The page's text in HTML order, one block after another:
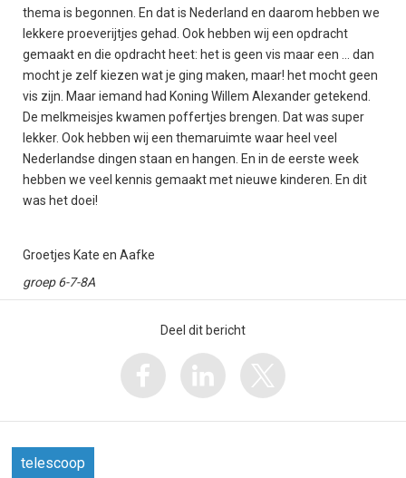
thema is begonnen. En dat is Nederland en daarom hebben we
lekkere proeverijtjes gehad. Ook hebben wij een opdracht
gemaakt en die opdracht heet: het is geen vis maar een … dan
mocht je zelf kiezen wat je ging maken, maar! het mocht geen
vis zijn. Maar iemand had Koning Willem Alexander getekend.
De melkmeisjes kwamen poffertjes brengen. Dat was super
lekker. Ook hebben wij een themaruimte waar heel veel
Nederlandse dingen staan en hangen. En in de eerste week
hebben we veel kennis gemaakt met nieuwe kinderen. En dit
was het doei!
Groetjes Kate en Aafke
groep 6-7-8A
Deel dit bericht
telescoop